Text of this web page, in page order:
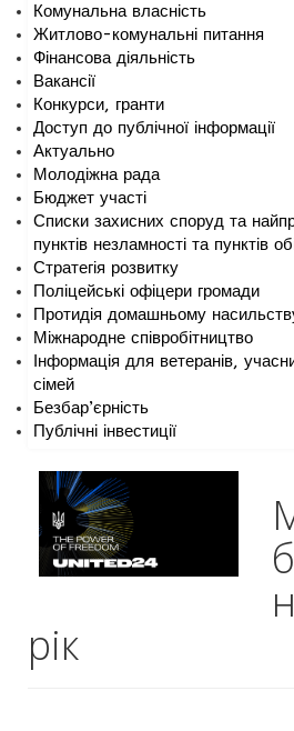
Комунальна власність
Житлово-комунальні питання
Фінансова діяльність
Вакансії
Конкурси, гранти
Доступ до публічної інформації
Актуально
Молодіжна рада
Бюджет участі
Списки захисних споруд та
пунктів незламності та пунктів
Стратегія розвитку
Поліцейські офіцери громади
Протидія домашньому
Міжнародне співробітництво
Інформація для ветеранів,
сімей
Безбар’єрність
Публічні інвестиції
рік